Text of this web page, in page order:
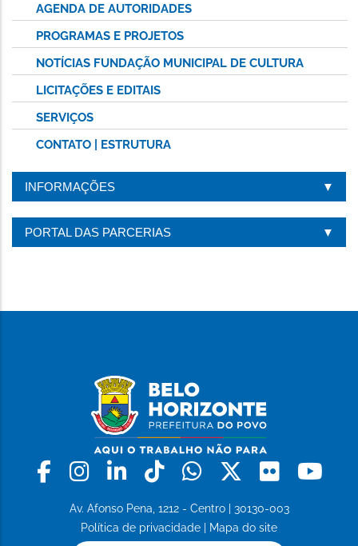
AGENDA DE AUTORIDADES
PROGRAMAS E PROJETOS
NOTÍCIAS FUNDAÇÃO MUNICIPAL DE CULTURA
LICITAÇÕES E EDITAIS
SERVIÇOS
CONTATO | ESTRUTURA
INFORMAÇÕES
PORTAL DAS PARCERIAS
Facebook
Instagram
LinkedinTiktokWhatsapp
X Flickr
Av. Afonso Pena, 1212 - Centro | 30130-003
Política de privacidade
Mapa do site